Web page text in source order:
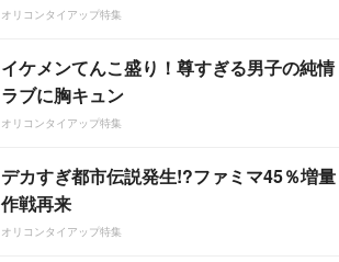
オリコンタイアップ特集
イケメンてんこ盛り！尊すぎる男子の純情
ラブに胸キュン
オリコンタイアップ特集
デカすぎ都市伝説発生!?ファミマ45％増量
作戦再来
オリコンタイアップ特集